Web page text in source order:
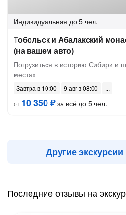
Индивидуальная до 5 чел.
Тобольск и Абалакский
(на вашем авто)
Погрузиться в историю Сибири и
местах
Завтра в 10:00
9 авг в 08:00
от 10 350 ₽за всё до 5 чел.
Другие
Последние отзывы на